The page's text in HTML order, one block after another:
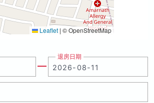
Leaflet | © OpenStreetMap
退房日期